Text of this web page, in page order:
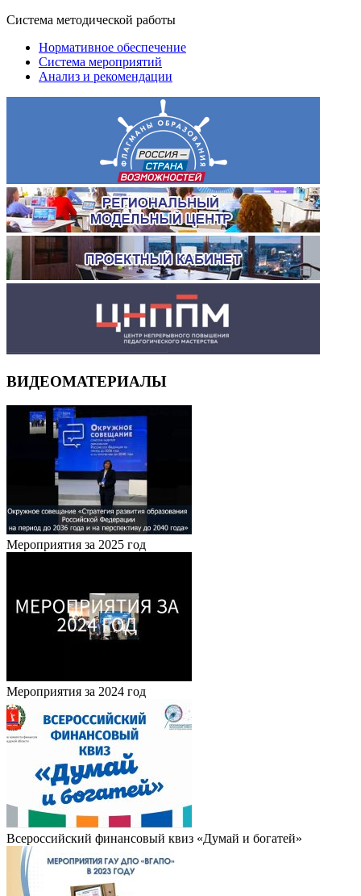
Система методической работы
Нормативное обеспечение
Система мероприятий
Анализ и рекомендации
ВИДЕОМАТЕРИАЛЫ
Мероприятия за 2025 год
Мероприятия за 2024 год
Всероссийский финансовый квиз «Думай и богатей»